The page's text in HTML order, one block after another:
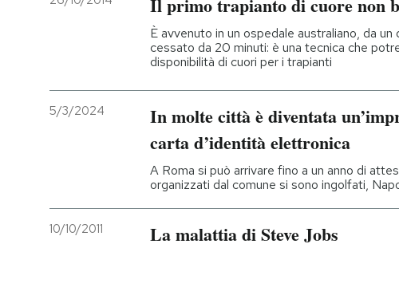
Il primo trapianto di cuore non
È avvenuto in un ospedale australiano, da
cessato da 20 minuti: è una tecnica che
disponibilità di cuori per i trapianti
5/3/2024
In molte città è diventata
carta d’identità elettronica
A Roma si può arrivare fino a un anno di
organizzati dal comune si sono ingolfati,
10/10/2011 La malattia di Steve Jobs